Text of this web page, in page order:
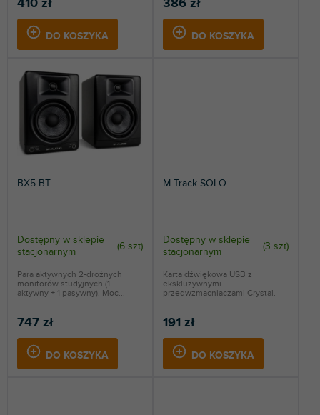
410 zł
DO KOSZYKA
386 zł
DO KOSZYKA
BX5 BT
Dostępny w sklepie
stacjonarnym
(6 szt)
747 zł
DO KOSZYKA
Para aktywnych 2-drożnych
monitorów studyjnych (1
aktywny + 1 pasywny). Moc...
M-Track SOLO
Dostępny w sklepie
stacjonarnym
(3 szt)
191 zł
DO KOSZYKA
Karta dźwiękowa USB z
ekskluzywnymi
przedwzmacniaczami Crystal.